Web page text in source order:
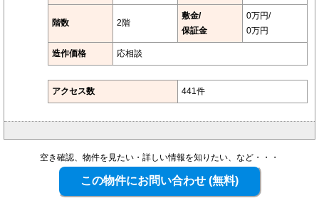
階数 2階
敷金/
保証金
0万円/
0万円
造作価格 応相談
アクセス数 441件
空き確認、物件を見たい・詳しい情報を知りたい、など・・・